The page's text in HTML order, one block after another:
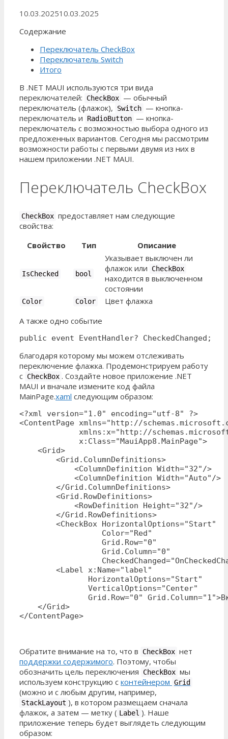
10.03.202510.03.2025
Содержание
Переключатель CheckBox
Переключатель Switch
Итого
В .NET MAUI используются три вида
переключателей:
CheckBox — обычный
переключатель (флажок),
Switch — кнопка-
переключатель и
RadioButton — кнопка-
переключатель с возможностью выбора одного из
предложенных вариантов. Сегодня мы рассмотрим
возможности работы с первыми двумя из них в
нашем приложении .NET MAUI.
Переключатель CheckBox
CheckBox предоставляет нам следующие
свойства:
Свойство
Тип Описание
IsChecked bool
Указывает выключен ли
флажок или
CheckBox
находится в выключенном
состоянии
Color Color
Цвет флажка
А также одно событие
public event EventHandler? CheckedChanged;
благодаря которому мы можем отслеживать
переключение флажка. Продемонстрируем работу
с CheckBox . Создайте новое приложение .NET
MAUI и вначале измените код файла
MainPage.xaml следующим образом:
<?xml version="1.0" encoding="utf-8" ?>
<ContentPage xmlns="http://
xmlns:x="http://
             x:Class="MauiApp8.MainPage">
    <Grid>
        <Grid.ColumnDefinitions>
            <ColumnDefinition Width="32"/>
            <ColumnDefinition Width="Auto"/>
        </Grid.ColumnDefinitions>
        <Grid.RowDefinitions>
            <RowDefinition Height="32"/>
        </Grid.RowDefinitions>
        <CheckBox HorizontalOptions="Start"
                  Color="Red"
                  Grid.Row="0"
                  Grid.Column="0"
        <Label x:Name="label"
               HorizontalOptions="Start"
               VerticalOptions="Center"
Grid.Row="0"
    </Grid>
</ContentPage>
Обратите внимание на то, что в CheckBox нет
поддержки содержимого. Поэтому, чтобы
обозначить цель переключения
CheckBox мы
используем конструкцию с контейнером Grid
(можно и с любым другим, например,
StackLayout ), в котором размещаем сначала
флажок, а затем — метку ( Label ). Наше
приложение теперь будет выглядеть следующим
образом: